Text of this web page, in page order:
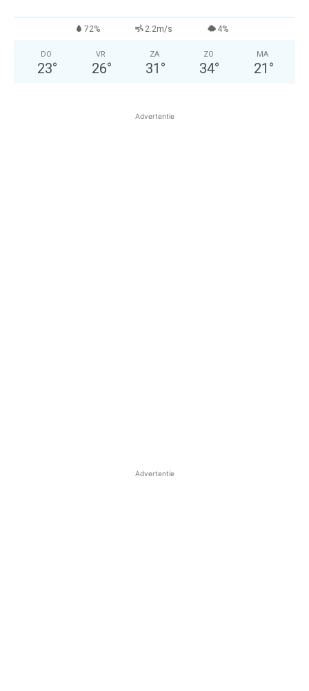
72% 2.2m/s 4%
DO
23°
VR
26°
ZA
31 °
ZO
34°
MA
21 °
Advertentie
Advertentie